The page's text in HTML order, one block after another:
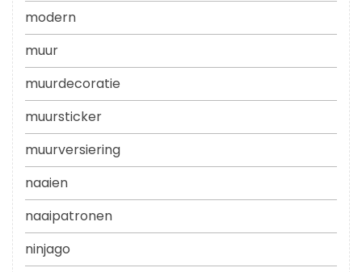
modern
muur
muurdecoratie
muursticker
muurversiering
naaien
naaipatronen
ninjago